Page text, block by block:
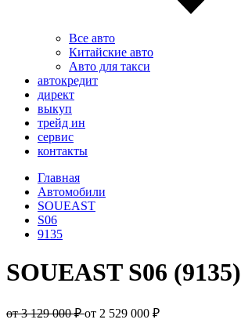
Все авто
Китайские авто
Авто для такси
автокредит
директ
выкуп
трейд ин
сервис
контакты
Главная
Автомобили
SOUEAST
S06
9135
SOUEAST S06 (9135)
от 3 129 000 ₽от 2 529 000 ₽